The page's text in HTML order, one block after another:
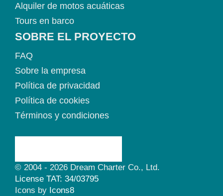
Alquiler de motos acuáticas
Tours en barco
SOBRE EL PROYECTO
FAQ
Sobre la empresa
Política de privacidad
Política de cookies
Términos y condiciones
© 2004 - 2026 Dream Charter Co., Ltd.
License TAT: 34/03795
Icons by Icons8